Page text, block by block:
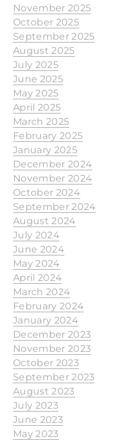
November 2025
October 2025
September 2025
August 2025
July 2025
June 2025
May 2025
April 2025
March 2025
February 2025
January 2025
December 2024
November 2024
October 2024
September 2024
August 2024
July 2024
June 2024
May 2024
April 2024
March 2024
February 2024
January 2024
December 2023
November 2023
October 2023
September 2023
August 2023
July 2023
June 2023
May 2023